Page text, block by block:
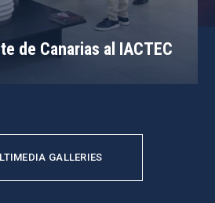
de Canarias al IACTEC
GALLERIES